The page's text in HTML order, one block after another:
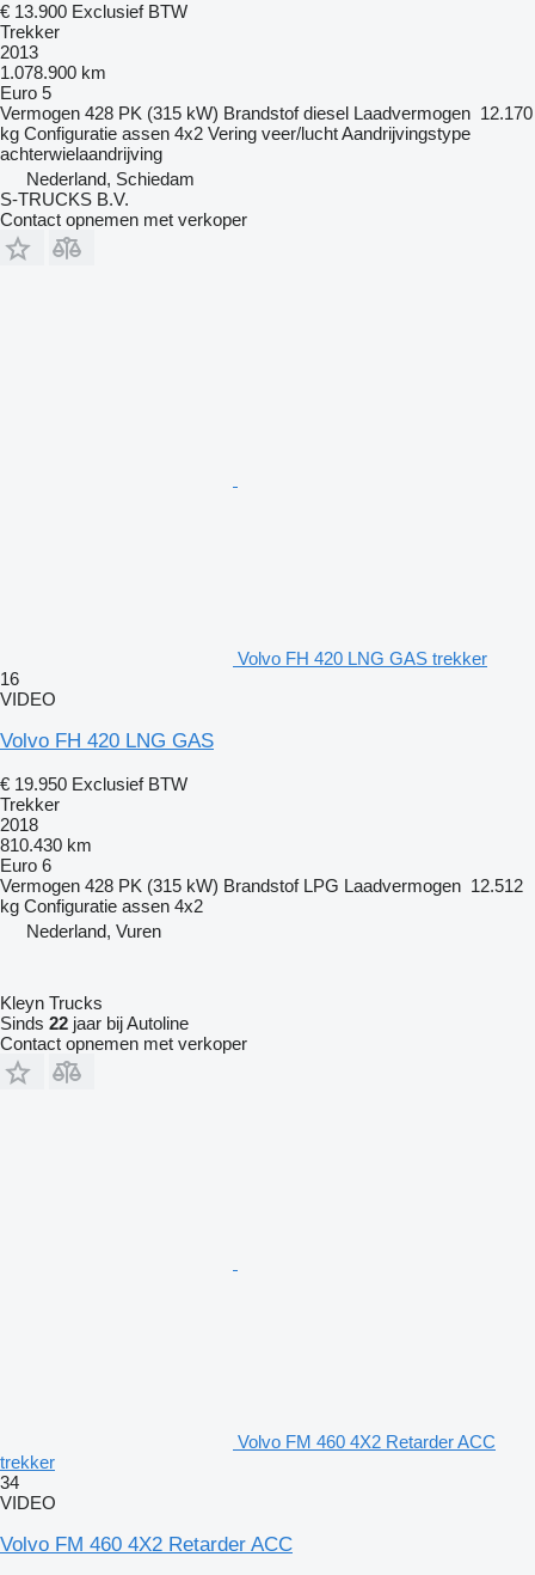
€ 13.900 Exclusief BTW
Trekker
2013
1.078.900 km
Euro 5
Vermogen 428 PK (315 kW) Brandstof diesel Laadvermogen 12.170
kg Configuratie assen 4x2 Vering veer/luchtAandrijvingstype
achterwielaandrijving
Nederland, Schiedam
S-TRUCKS B.V.
Contact opnemen met verkoper
Volvo FH 420 LNG GAS trekker
16
VIDEO
Volvo FH 420 LNG GAS
€ 19.950 Exclusief BTW
Trekker
2018
810.430 km
Euro 6
Vermogen 428 PK (315 kW) Brandstof LPG Laadvermogen 12.512
kg Configuratie assen 4x2
Nederland, Vuren
Kleyn Trucks
Sinds 22 jaar bij Autoline
Contact opnemen met verkoper
Volvo FM 460 4X2 Retarder ACC
trekker
34
VIDEO
Volvo FM 460 4X2 Retarder ACC